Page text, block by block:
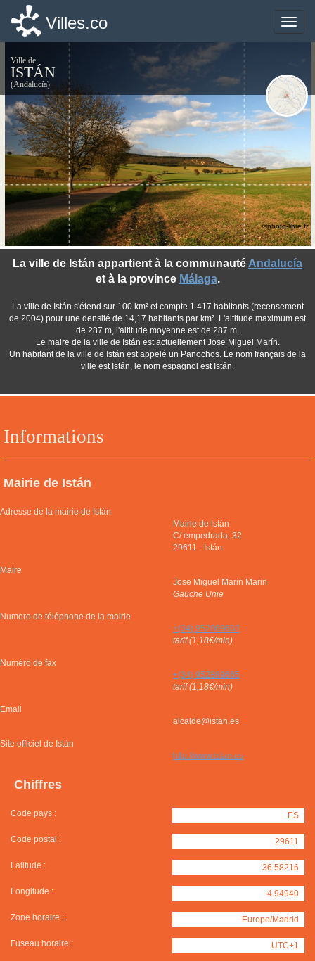
Toggle
Villes.co
Ville de
ISTÁN
(Andalucía)
Informations
Mairie de Istán
Adresse de la mairie de Istán
Mairie de Istán
C/ empedrada, 32
29611 - Istán
Maire
Jose Miguel Marin Marin
Gauche Unie
Numero de téléphone de la mairie
+(34) 952869603
tarif (1,18€/min)
Numéro de fax
+(34) 952869665
tarif (1,18€/min)
Email
alcalde@istan.es
Site officiel de Istán
http://www.istan.es
Chiffres
Code pays : ES
Code postal : 29611
Latitude : 36.58216
Longitude : -4.94940
Zone horaire : Europe/Madrid
Fuseau horaire : UTC+1
La ville de Istán appartient à la communauté Andalucía
et à la province Málaga.
La ville de Istán s'étend sur 100 km² et compte 1 417 habitants (recensement
de 2004) pour une densité de 14,17 habitants par km². L'altitude maximum est
de 287 m, l'altitude moyenne est de 287 m.
Le maire de la ville de Istán est actuellement Jose Miguel Marín.
Un habitant de la ville de Istán est appelé un Panochos. Le nom français de la
ville est Istán, le nom espagnol est Istán.
©photo-libre.fr
Toggle
Villes.co